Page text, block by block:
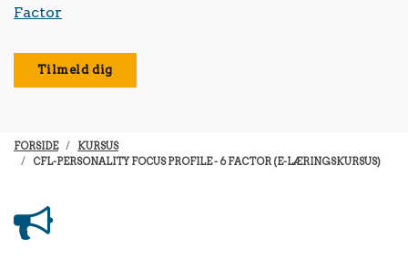
Factor
Tilmeld dig
FORSIDE
KURSUS
CFL-PERSONALITY FOCUS PROFILE - 6 FACTOR (E-LÆRINGSKURSUS)